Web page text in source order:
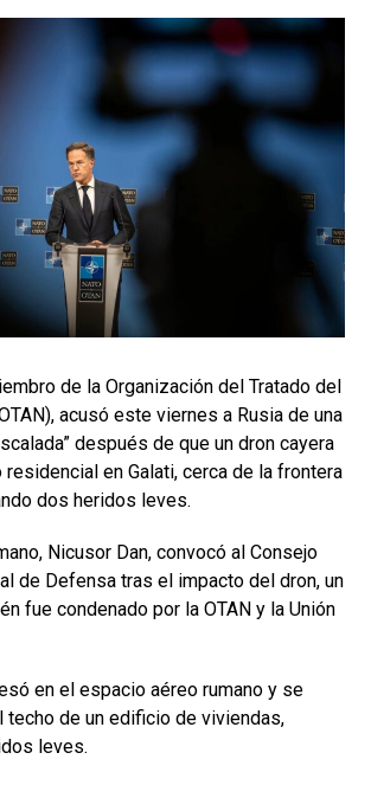
de la Organización del Tratado del
acusó este viernes a Rusia de una
después de que un dron cayera
en Galati, cerca de la frontera
dos heridos leves.
Nicusor Dan, convocó al Consejo
de Defensa tras el impacto del dron, un
fue condenado por la OTAN y la Unión
en el espacio aéreo rumano y se
techo de un edificio de viviendas,
leves.